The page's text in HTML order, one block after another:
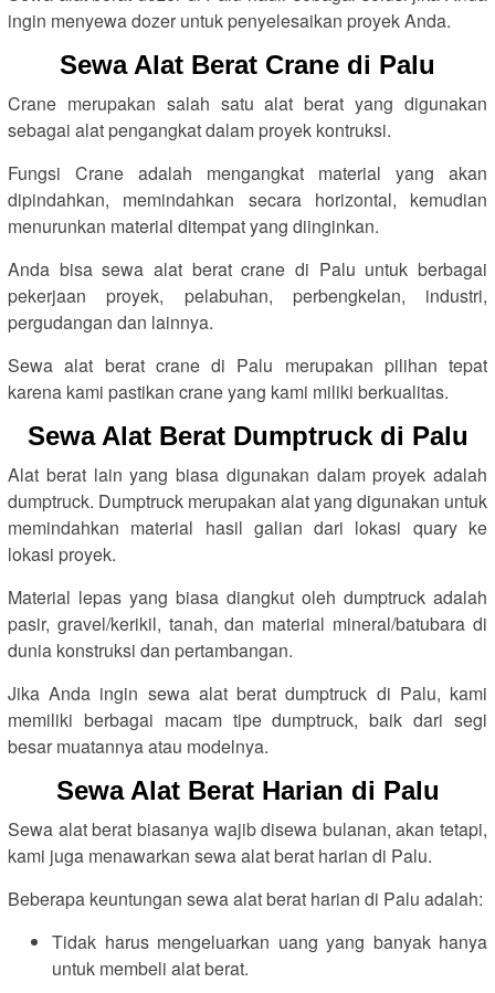
ingin menyewa dozer untuk penyelesaikan proyek Anda.
Sewa Alat Berat Crane di Palu
Crane merupakan salah satu alat berat yang digunakan
sebagai alat pengangkat dalam proyek kontruksi.
Fungsi Crane adalah mengangkat material yang akan
dipindahkan, memindahkan secara horizontal, kemudian
menurunkan material ditempat yang diinginkan.
Anda bisa sewa alat berat crane di Palu untuk berbagai
pekerjaan proyek, pelabuhan, perbengkelan, industri,
pergudangan dan lainnya.
Sewa alat berat crane di Palu merupakan pilihan tepat
karena kami pastikan crane yang kami miliki berkualitas.
Sewa Alat Berat Dumptruck di Palu
Alat berat lain yang biasa digunakan dalam proyek adalah
dumptruck. Dumptruck merupakan alat yang digunakan untuk
memindahkan material hasil galian dari lokasi quary ke
lokasi proyek.
Material lepas yang biasa diangkut oleh dumptruck adalah
pasir, gravel/kerikil, tanah, dan material mineral/batubara di
dunia konstruksi dan pertambangan.
Jika Anda ingin sewa alat berat dumptruck di Palu, kami
memiliki berbagai macam tipe dumptruck, baik dari segi
besar muatannya atau modelnya.
Sewa Alat Berat Harian di Palu
Sewa alat berat biasanya wajib disewa bulanan, akan tetapi,
kami juga menawarkan sewa alat berat harian di Palu.
Beberapa keuntungan sewa alat berat harian di Palu adalah:
Tidak harus mengeluarkan uang yang banyak hanya
untuk membeli alat berat.